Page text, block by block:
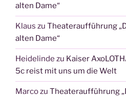
alten Dame“
Klaus zu Theateraufführung
alten Dame“
Heidelinde zu Kaiser
5c reist mit uns um die Welt
Marcozu Theateraufführung